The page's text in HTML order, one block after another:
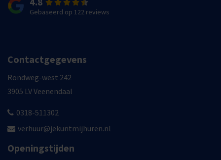
Gebaseerd op 122 reviews
Contactgegevens
Rondweg-west 242
3905 LV Veenendaal
0318-511302
verhuur@jekuntmijhuren.nl
Openingstijden